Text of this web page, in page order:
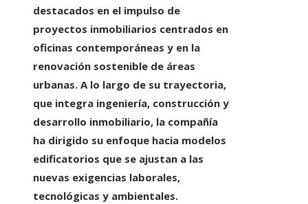
destacados en el impulso de
proyectos inmobiliarios centrados en
oficinas contemporáneas y en la
renovación sostenible de áreas
urbanas. A lo largo de su trayectoria,
que integra ingeniería, construcción y
desarrollo inmobiliario, la compañía
ha dirigido su enfoque hacia modelos
edificatorios que se ajustan a las
nuevas exigencias laborales,
tecnológicas y ambientales.